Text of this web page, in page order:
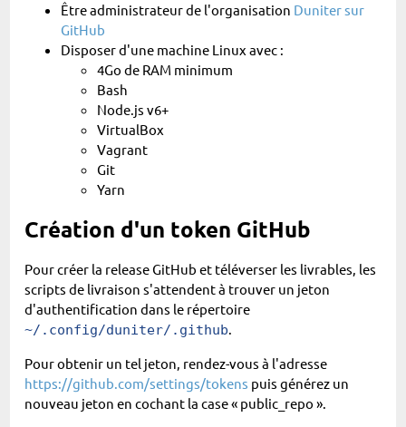
Être administrateur de l'organisation Duniter sur
GitHub
Disposer d'une machine Linux avec :
4Go de RAM minimum
Bash
Node.js v6+
VirtualBox
Vagrant
Git
Yarn
Création d'un token GitHub
Pour créer la release GitHub et téléverser les livrables, les
scripts de livraison s'attendent à trouver un jeton
d'authentification dans le répertoire
~/.config/duniter/.github.
Pour obtenir un tel jeton, rendez-vous à l'adresse
https://github.com/settings/tokens puis générez un
nouveau jeton en cochant la case « public_repo ».